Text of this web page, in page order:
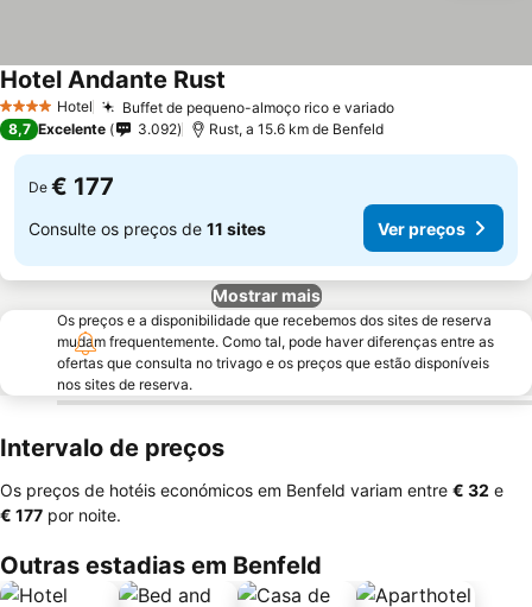
4 EstrelasHotel Buffet de pequeno-almoço rico e variado
Hotel Andante Rust
8,7 Excelente 3.092 Rust, a 15.6 km de Benfeld
De € 177
Consulte os preços de 11 sites Ver preços
Mostrar mais
Os preços e a disponibilidade que recebemos dos sites de reserva
mudam frequentemente. Como tal, pode haver diferenças entre as
ofertas que consulta no trivago e os preços que estão disponíveis
nos sites de reserva.
Intervalo de preços
Os preços de hotéis económicos em Benfeld variam entre ‎€ 32 e
‎€ 177 por noite.
Outras estadias em Benfeld